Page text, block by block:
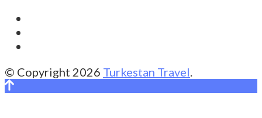
© Copyright 2026 Turkestan Travel